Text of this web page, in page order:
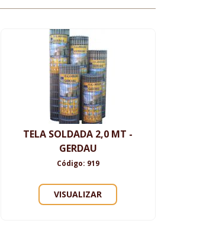
TELA SOLDADA 2,0 MT -
GERDAU
Código: 919
VISUALIZAR